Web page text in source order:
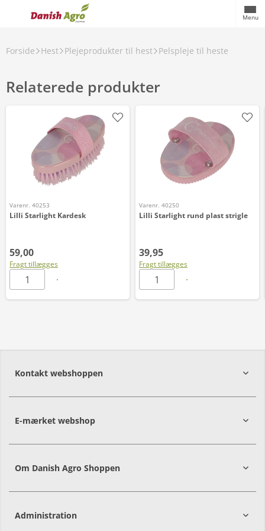
Menu
Forside Hest Plejeprodukter til hest Pelspleje til heste
Relaterede produkter
Varenr. 40253
Lilli Starlight Kardesk
59,00
Fragt tillægges
Varenr. 40250
Lilli Starlight rund plast strigle
39,95
Fragt tillægges
Kontakt webshoppen
E-mærket webshop
Om Danish Agro Shoppen
Administration